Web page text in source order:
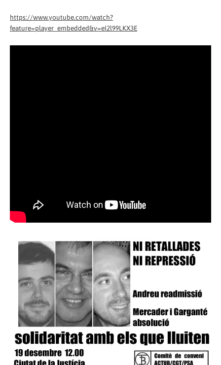
https://www.youtube.com/watch?
feature=player_embedded&v=eI2l99LKX3E